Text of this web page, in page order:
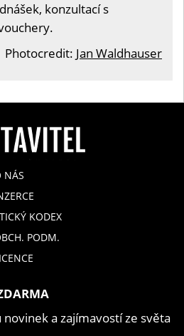
konzultací s
Photocredit: Jan Waldhauser
NÁS
KODEX
PODM.
a zajímavostí ze světa